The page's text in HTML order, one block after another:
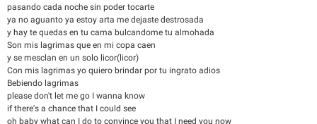
pasando cada noche sin poder tocarte
ya no aguanto ya estoy arta me dejaste destrosada
y hay te quedas en tu cama bulcandome tu almohada
Son mis lagrimas que en mi copa caen
y se mesclan en un solo licor(licor)
Con mis lagrimas yo quiero brindar por tu ingrato adios
Bebiendo lagrimas
please don't let me go I wanna know
if there's a chance that I could see
oh baby what can I do to convince you that I need you now